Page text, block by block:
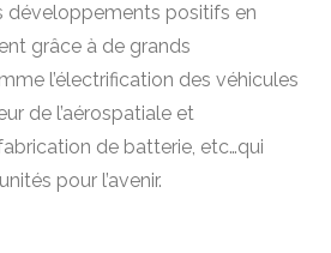
développements positifs en
grâce à de grands
l’électrification des véhicules
de l’aérospatiale et
de batterie, etc…qui
pour l’avenir.